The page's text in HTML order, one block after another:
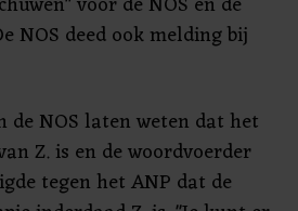
NOS deed ook melding bij
de NOS laten weten dat het
Z. is en de woordvoerder
tegen het ANP dat de